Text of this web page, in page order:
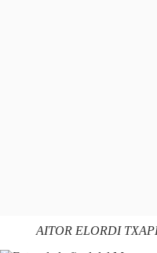
AITOR ELORDI